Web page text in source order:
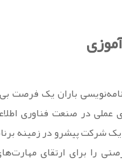
باران یک فرصت
عملی در صنعت فناوری
شرکت پیشرو در زمینه
را برای ارتقای